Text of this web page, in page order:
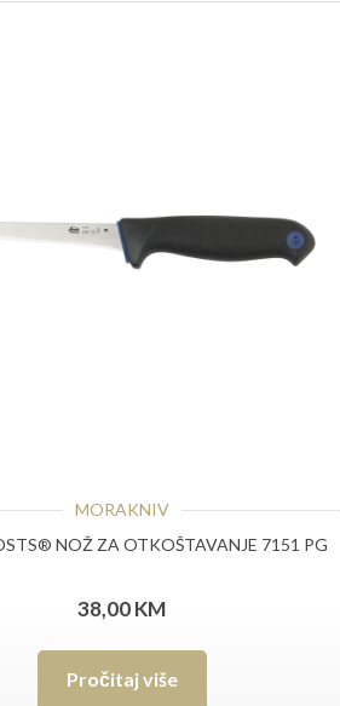
MORAKNIV
NOŽ ZA OTKOŠTAVANJE 7151 PG
38,00KM
Pročitaj više